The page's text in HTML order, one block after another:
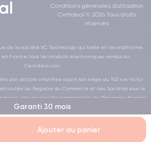
Garanti 30 mois
Ajouter au panier
Conditions générales d'utilisation
Certideal © 2026 Tous droits
réservés
de la société VC Technology qui teste et reconditionne,
France, tous les produits électroniques vendus sur
Certideal.com.
par actions simplifiée ayant son siège au 102 rue Victor
au Registre du Commerce et des Sociétés sous le
est une société commerciale de l’Economie Sociale
de la loi de la LOI n° 2014-856 du 31 juillet 2014